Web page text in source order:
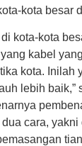
kota besar
kota-kota
kabel
kota. Inilah
lebih baik,”
cara,